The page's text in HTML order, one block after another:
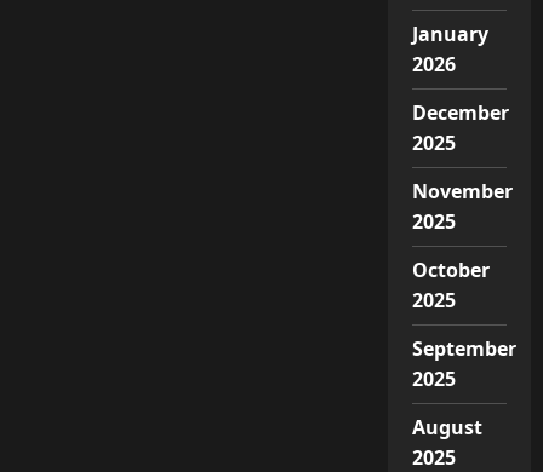
January
2026
December
2025
November
2025
October
2025
September
2025
August
2025